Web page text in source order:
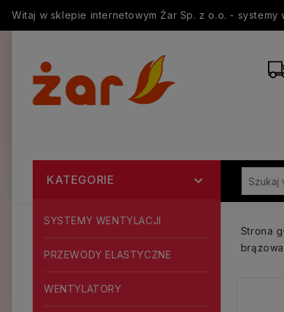
Witaj w sklepie internetowym Żar Sp. z o.o. -
KATEGORIE 
SYSTEMY WENTYLACJI
PRZEWODY ELASTYCZNE
WENTYLATORY
Strona